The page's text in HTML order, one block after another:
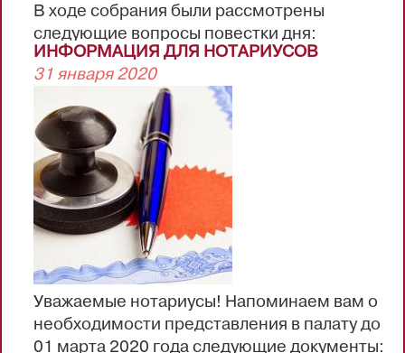
В ходе собрания были рассмотрены
следующие вопросы повестки дня:
1. Отчёт Президента о деятельности
Правления Нотариальной Палаты
Республики Дагестан в 2019 году.
2. Утверждение акта Ревизионной
комиссии о результатах проверки
финансово-хозяйственной деятельности
Нотариальной Палаты Республики Дагестан
за 2019 год.
3. Утверждение Сметы доходов и
расходов...
ИНФОРМАЦИЯ ДЛЯ НОТАРИУСОВ
31 января 2020
Уважаемые нотариусы! Напоминаем вам о
необходимости представления в палату до
01 марта 2020 года следующие документы: